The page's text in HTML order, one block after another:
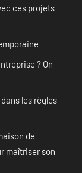
ces projets
? On
les règles
de
maîtriser son